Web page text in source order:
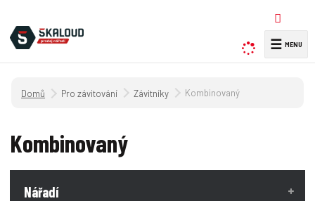
y
l
☰
Úvodní strana
Pro závitování Závitníky Kombinovaný
Kombinovaný
Nářadí